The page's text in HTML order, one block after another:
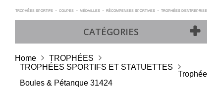
TROPHÉES SPORTIFS- COUPES- MÉDAILLES- RÉCOMPENSES SPORTIVES- TROPHÉES D'ENTREPRISE
CATÉGORIES
Home
TROPHÉES
TROPHÉES SPORTIFS ET STATUETTES
Trophée
Boules & Pétanque 31424